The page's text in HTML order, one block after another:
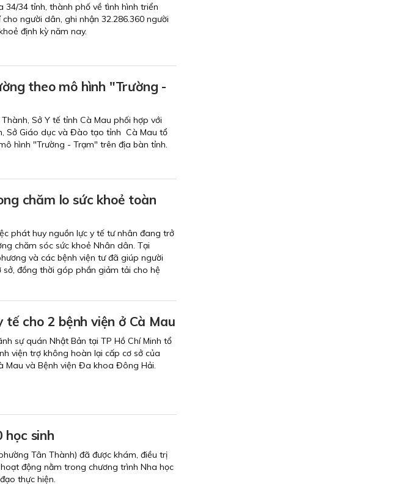
34 tỉnh, thành phố về tình hình triển
người dân, ghi nhận 32.286.360 người
định kỳ năm nay.
theo mô hình "Trường -
Sở Y tế tỉnh Cà Mau phối hợp với
Sở Giáo dục và Đào tạo tỉnh Cà Mau tổ
hình "Trường - Trạm" trên địa bàn tỉnh.
chăm lo sức khoẻ toàn
phát huy nguồn lực y tế tư nhân đang trở
chăm sóc sức khoẻ Nhân dân. Tại
và các bệnh viện tư đã giúp người
đồng thời góp phần giảm tải cho hệ
cho 2 bệnh viện ở Cà Mau
sự quán Nhật Bản tại TP Hồ Chí Minh tổ
viện trợ không hoàn lại cấp cơ sở của
Mau và Bệnh viện Đa khoa Đông Hải.
học sinh
Tân Thành) đã được khám, điều trị
động nằm trong chương trình Nha học
thực hiện.